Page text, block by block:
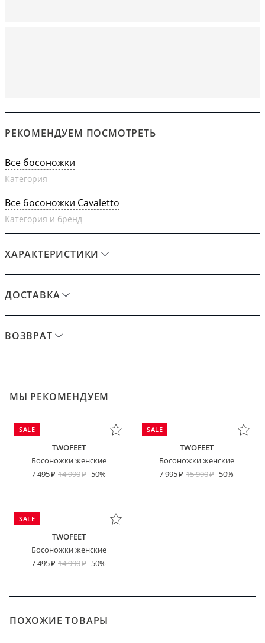
РЕКОМЕНДУЕМ ПОСМОТРЕТЬ
Все босоножки
Категория
Все босоножки Cavaletto
Категория и бренд
ХАРАКТЕРИСТИКИ
ДОСТАВКА
ВОЗВРАТ
МЫ РЕКОМЕНДУЕМ
SALE
TWOFEET
Босоножки женские
7 495
14 990 -50%
SALE
TWOFEET
Босоножки женские
7 995
15 990 -50%
SALE
TWOFEET
Босоножки женские
7 495
14 990 -50%
ПОХОЖИЕ ТОВАРЫ